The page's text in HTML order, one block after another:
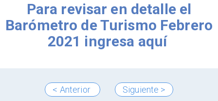
Para revisar en detalle el
Barómetro de Turismo Febrero
2021 ingresa aquí
< Anterior Siguiente >